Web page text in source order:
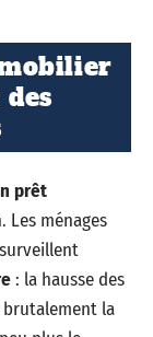
prêt
Les ménages
: la hausse des
brutalement la